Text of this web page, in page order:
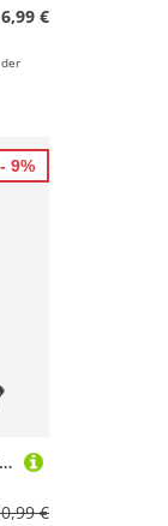
6,99 €
Herren T-Shirt Tennis - Soft TTS schwarz
€
- 9%